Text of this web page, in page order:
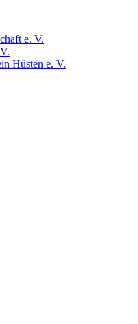
e. V.
Hüsten e. V.